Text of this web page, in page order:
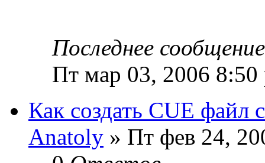
Последнее
Пт мар 03, 2006 8:50
Как создать CUE файл
Anatoly » Пт фев 24,